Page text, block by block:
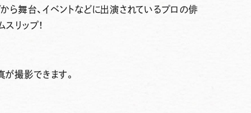
ら舞台、イベントなどに出演されているプロの俳
リップ！
撮影できます。